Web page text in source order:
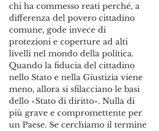
chi ha commesso reati perché, a
differenza del povero cittadino
comune, gode invece di
protezioni e coperture ad alti
livelli nel mondo della politica.
Quando la fiducia del cittadino
nello Stato e nella Giustizia viene
meno, allora si sfilacciano le basi
dello «Stato di diritto». Nulla di
più grave e compromettente per
un Paese. Se cerchiamo il termine